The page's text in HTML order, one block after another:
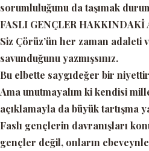
sorumluluğunu da taşımak
FASLI GENÇLER HAKKINDAKİ
Siz Çörüz’ün her zaman adaleti
savunduğunu yazmışsınız.
Bu elbette saygıdeğer bir
Ama unutmayalım ki kendisi
açıklamayla da büyük tartışma
Faslı gençlerin davranışları
gençler değil, onların